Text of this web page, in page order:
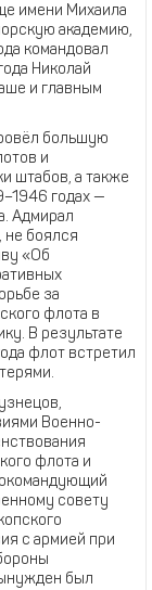
имени Михаила
академию,
командовал
Николай
и главным
большую
и
штабов, а также
годах —
Адмирал
не боялся
«Об
за
флота в
В результате
флот встретил
Военно-
флота и
совету
с армией при
был